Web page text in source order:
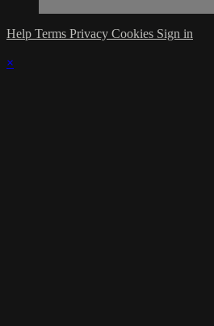
Help Terms Privacy Cookies Sign in
×